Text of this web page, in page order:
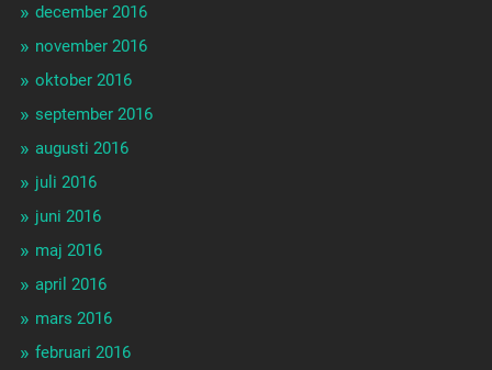
december 2016
november 2016
oktober 2016
september 2016
augusti 2016
juli 2016
juni 2016
maj 2016
april 2016
mars 2016
februari 2016